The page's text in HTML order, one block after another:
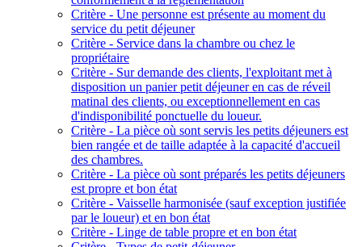
Critère - Une personne est présente au moment du
service du petit déjeuner
Critère - Service dans la chambre ou chez le
propriétaire
Critère - Sur demande des clients, l'exploitant met à
disposition un panier petit déjeuner en cas de réveil
matinal des clients, ou exceptionnellement en cas
d'indisponibilité ponctuelle du loueur.
Critère - La pièce où sont servis les petits déjeuners est
bien rangée et de taille adaptée à la capacité d'accueil
des chambres.
Critère - La pièce où sont préparés les petits déjeuners
est propre et bon état
Critère - Vaisselle harmonisée (sauf exception justifiée
par le loueur) et en bon état
Critère - Linge de table propre et en bon état